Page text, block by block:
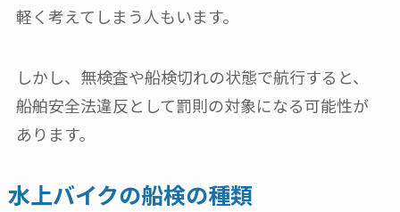
軽く考えてしまう人もいます。
しかし、無検査や船検切れの状態で航行すると、
船舶安全法違反として罰則の対象になる可能性が
あります。
水上バイクの船検の種類